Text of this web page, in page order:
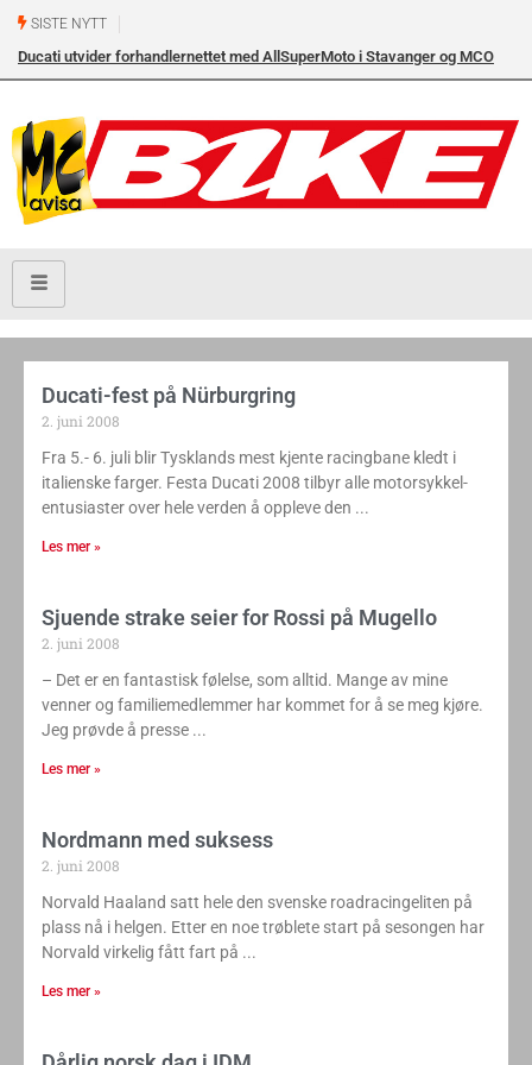
SISTE NYTT
Ducati utvider forhandlernettet med AllSuperMoto i Stavanger og MCO
Ducati-fest på Nürburgring
2. juni 2008
Fra 5.- 6. juli blir Tysklands mest kjente racingbane kledt i
italienske farger. Festa Ducati 2008 tilbyr alle motorsykkel-
entusiaster over hele verden å oppleve den
Les mer »
Sjuende strake seier for Rossi på Mugello
2. juni 2008
– Det er en fantastisk følelse, som alltid. Mange av mine
venner og familiemedlemmer har kommet for å se meg kjøre.
Jeg prøvde å presse
Les mer »
Nordmann med suksess
2. juni 2008
Norvald Haaland satt hele den svenske roadracingeliten på
plass nå i helgen. Etter en noe trøblete start på sesongen har
Norvald virkelig fått fart på
Les mer »